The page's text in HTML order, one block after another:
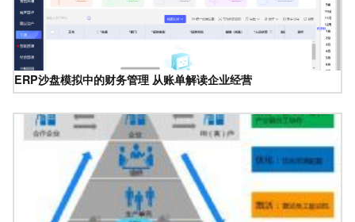
ERP沙盘模拟中的财务管理 从账单解读企业经营